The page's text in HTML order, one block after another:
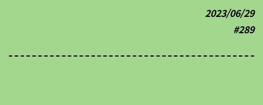
2023/06/29
#289